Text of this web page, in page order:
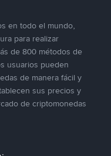
en todo el mundo,
para realizar
de 800 métodos de
usuarios pueden
de manera fácil y
sus precios y
de criptomonedas